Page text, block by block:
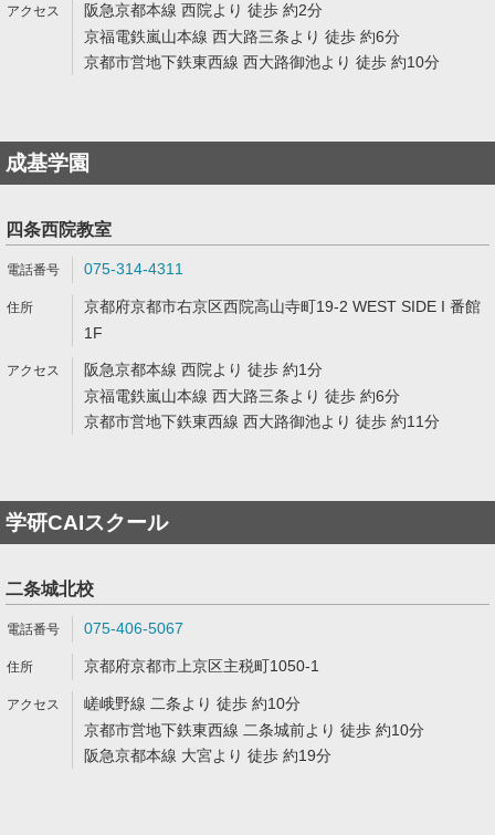
阪急京都本線 西院より 徒歩 約2分
京福電鉄嵐山本線 西大路三条より 徒歩 約6分
京都市営地下鉄東西線 西大路御池より 徒歩 約10分
成基学園
四条西院教室
075-314-4311
京都府京都市右京区西院高山寺町19-2 WEST SIDE I 番館
1F
阪急京都本線 西院より 徒歩 約1分
京福電鉄嵐山本線 西大路三条より 徒歩 約6分
京都市営地下鉄東西線 西大路御池より 徒歩 約11分
学研CAIスクール
二条城北校
075-406-5067
京都府京都市上京区主税町1050-1
嵯峨野線 二条より 徒歩 約10分
京都市営地下鉄東西線 二条城前より 徒歩 約10分
阪急京都本線 大宮より 徒歩 約19分